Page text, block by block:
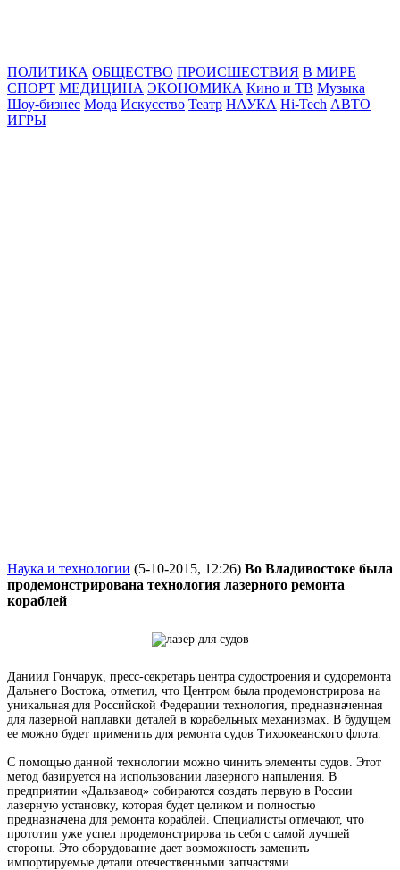
ПОЛИТИКА ОБЩЕСТВО ПРОИСШЕСТВИЯ В МИРЕ
СПОРТ МЕДИЦИНА ЭКОНОМИКА Кино и ТВ Музыка
Шоу-бизнес Мода Искусство Театр НАУКА Hi-Tech АВТО
ИГРЫ
Наука и технологии (5-10-2015, 12:26) Во Владивостоке была
продемонстрирована технология лазерного ремонта
кораблей
Даниил Гончарук, пресс-секретарь центра судостроения и судоремонта
Дальнего Востока, отметил, что Центром была продемонстрирова на
уникальная для Российской Федерации технология, предназначенная
для лазерной наплавки деталей в корабельных механизмах. В будущем
ее можно будет применить для ремонта судов Тихоокеанского флота.
С помощью данной технологии можно чинить элементы судов. Этот
метод базируется на использовании лазерного напыления. В
предприятии «Дальзавод» собираются создать первую в России
лазерную установку, которая будет целиком и полностью
предназначена для ремонта кораблей. Специалисты отмечают, что
прототип уже успел продемонстрирова ть себя с самой лучшей
стороны. Это оборудование дает возможность заменить
импортируемые детали отечественными запчастями.